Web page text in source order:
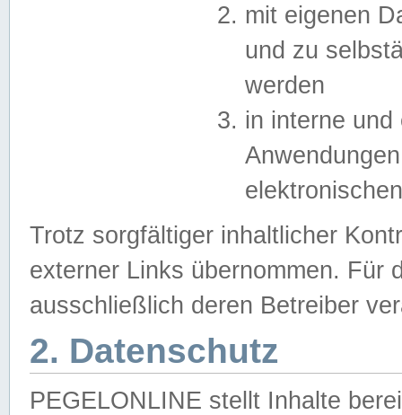
mit eigenen
und zu
werden
in interne
Trotz sorgfältiger inhaltlicher
externer Links übernommen. Für
ausschließlich deren Betreiber
2. Datenschutz
PEGELONLINE stellt Inhalte